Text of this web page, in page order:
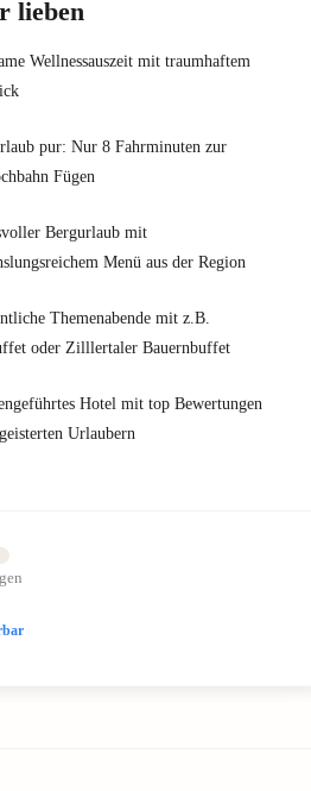
lieben
Wellnessauszeit mit traumhaftem
pur: Nur 8 Fahrminuten zur
Fügen
Bergurlaub mit
Menü aus der Region
Themenabende mit z.B.
oder Zilllertaler Bauernbuffet
Hotel mit top Bewertungen
Urlaubern